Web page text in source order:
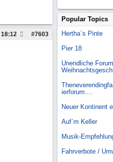
#7603
18:12
Popular Topics
Hertha`s Pinte
Pier 18
Unendliche
ierforum....
Neuer Kontinent
Auf`m Keller
Musik-
Fahrverbote /